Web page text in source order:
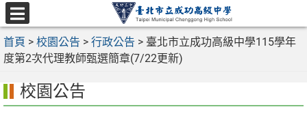
跳
至
主
要
區
選
單
首頁 > 校園公告 > 行政公告 > 臺北市立成功高級中學115學年
度第2次代理教師甄選簡章(7/22更新)
校園公告